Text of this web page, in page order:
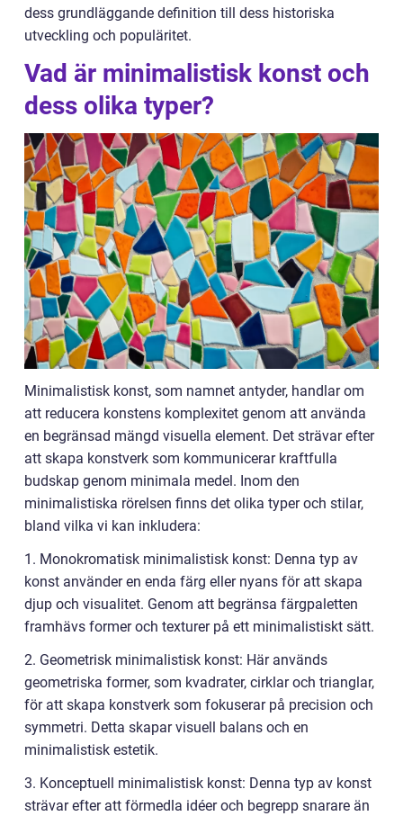
dess grundläggande definition till dess historiska
utveckling och populäritet.
Vad är minimalistisk konst och
dess olika typer?
Minimalistisk konst, som namnet antyder, handlar om
att reducera konstens komplexitet genom att använda
en begränsad mängd visuella element. Det strävar efter
att skapa konstverk som kommunicerar kraftfulla
budskap genom minimala medel. Inom den
minimalistiska rörelsen finns det olika typer och stilar,
bland vilka vi kan inkludera:
1. Monokromatisk minimalistisk konst: Denna typ av
konst använder en enda färg eller nyans för att skapa
djup och visualitet. Genom att begränsa färgpaletten
framhävs former och texturer på ett minimalistiskt sätt.
2. Geometrisk minimalistisk konst: Här används
geometriska former, som kvadrater, cirklar och trianglar,
för att skapa konstverk som fokuserar på precision och
symmetri. Detta skapar visuell balans och en
minimalistisk estetik.
3. Konceptuell minimalistisk konst: Denna typ av konst
strävar efter att förmedla idéer och begrepp snarare än